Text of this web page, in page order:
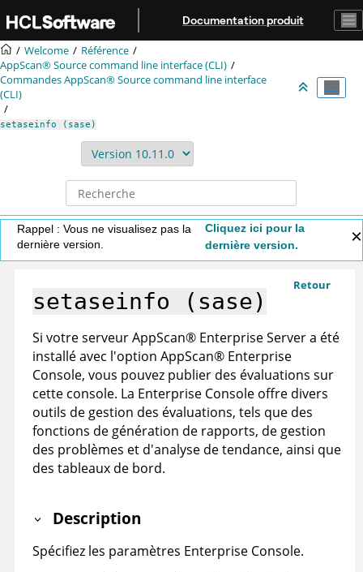
Aller au contenu principal
Documentation produit
Welcome
Référence
AppScan® Source command line interface (CLI)
CommandesAppScan® Source command line interface
(CLI)
setaseinfo (sase)
Rappel : Vous ne visualisez pas la
dernière version.
Cliquez ici pour la
dernière version.
Retour
setaseinfo (sase)
Si votre serveurAppScan® Enterprise Servera été
installé avec l'option AppScan® Enterprise
Console, vous pouvez publier des évaluations sur
cette console. La Enterprise Console offre divers
outils de gestion des évaluations, tels que des
fonctions de génération de rapports, de gestion
des problèmes et d'analyse de tendance, ainsi que
des tableaux de bord.
Description
Spécifiez les paramètres Enterprise Console.